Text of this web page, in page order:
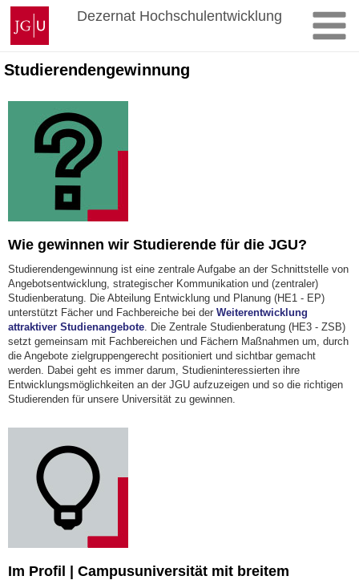
Zum
Inhalt
springen
Johannes
Gutenberg-
Universität
Mainz
Dezernat Hochschulentwicklung
Studierendengewinnung
Wie gewinnen wir Studierende für die JGU?
Studierendengewinnung ist eine zentrale Aufgabe an der Schnittstelle von
Angebotsentwicklung, strategischer Kommunikation und (zentraler)
Studienberatung. Die Abteilung Entwicklung und Planung (HE1 - EP)
unterstützt Fächer und Fachbereiche bei der Weiterentwicklung
attraktiver Studienangebote . Die Zentrale Studienberatung (HE3 - ZSB)
setzt gemeinsam mit Fachbereichen und Fächern Maßnahmen um, durch
die Angebote zielgruppengerecht positioniert und sichtbar gemacht
werden. Dabei geht es immer darum, Studieninteressierten ihre
Entwicklungsmöglichkeiten an der JGU aufzuzeigen und so die richtigen
Studierenden für unsere Universität zu gewinnen.
Im Profil | Campusuniversität mit breitem